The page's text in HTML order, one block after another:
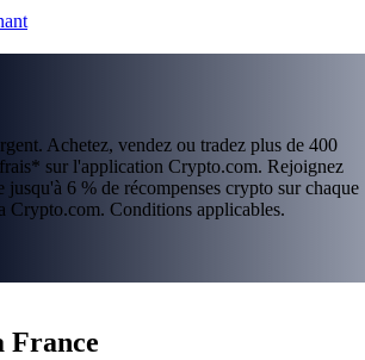
Achetez, vendez ou tradez plus de 400
sur l'application Crypto.com. Rejoignez
6 % de récompenses crypto sur chaque
Crypto.com. Conditions applicables.
France